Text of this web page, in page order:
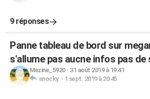
9 réponses
Panne tableau de bord sur
s'allume pas aucne infos pas de
Mezine_5920- 31 août 2019 à 19:41
snocky. - 1 sept. 2019 à 20:45